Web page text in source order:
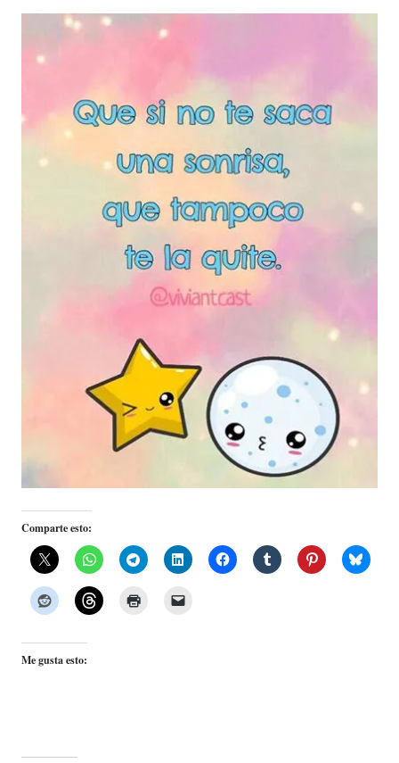
Comparte esto:
Me gusta esto: